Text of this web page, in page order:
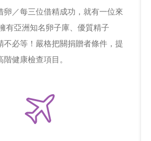
卵／每三位借精成功，就有一位來
有亞洲知名卵子庫、優質精子
不必等！嚴格把關捐贈者條件，提
健康檢查項目。